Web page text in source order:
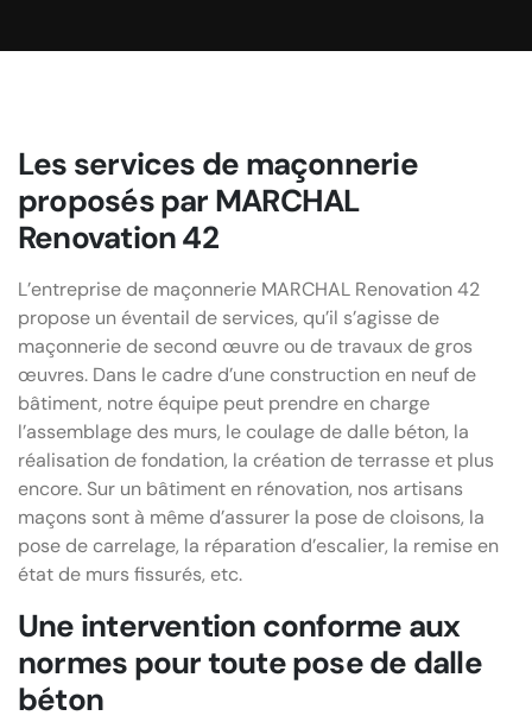
Les services de maçonnerie
proposés par MARCHAL
Renovation 42
L’entreprise de maçonnerie MARCHAL Renovation 42
propose un éventail de services, qu’il s’agisse de
maçonnerie de second œuvre ou de travaux de gros
œuvres. Dans le cadre d’une construction en neuf de
bâtiment, notre équipe peut prendre en charge
l’assemblage des murs, le coulage de dalle béton, la
réalisation de fondation, la création de terrasse et plus
encore. Sur un bâtiment en rénovation, nos artisans
maçons sont à même d’assurer la pose de cloisons, la
pose de carrelage, la réparation d’escalier, la remise en
état de murs fissurés, etc.
Une intervention conforme aux
normes pour toute pose de dalle
béton